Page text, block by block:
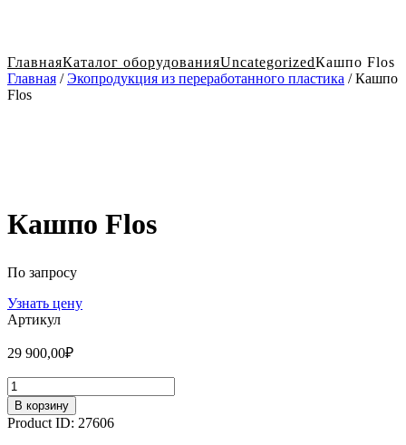
ГлавнаяКаталог оборудованияUncategorizedКашпо Flos
Главная /Экопродукция из переработанного пластика / Кашпо
Flos
Кашпо Flos
По запросу
Узнать цену
Артикул
29 900,00₽
Количество
В корзину
Product ID: 27606